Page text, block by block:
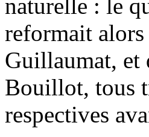
naturelle : le
reformait
Guillaumat, et
Bouillot, tous
respectives